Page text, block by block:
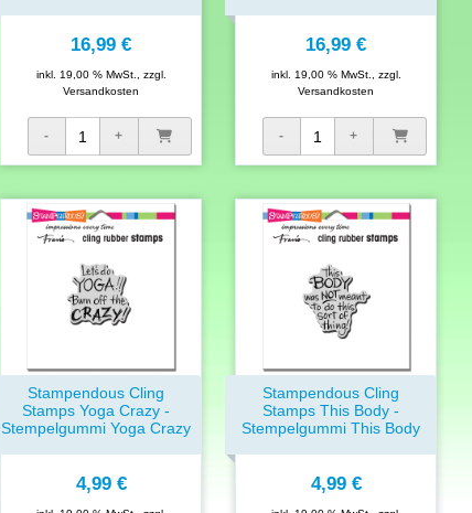
16,99 €
inkl. 19,00 % MwSt., zzgl.
Versandkosten
16,99 €
inkl. 19,00 % MwSt., zzgl.
Versandkosten
Stampendous Cling
Stamps Yoga Crazy -
Stempelgummi Yoga Crazy
4,99 €
Stampendous Cling
Stamps This Body -
Stempelgummi This Body
4,99 €